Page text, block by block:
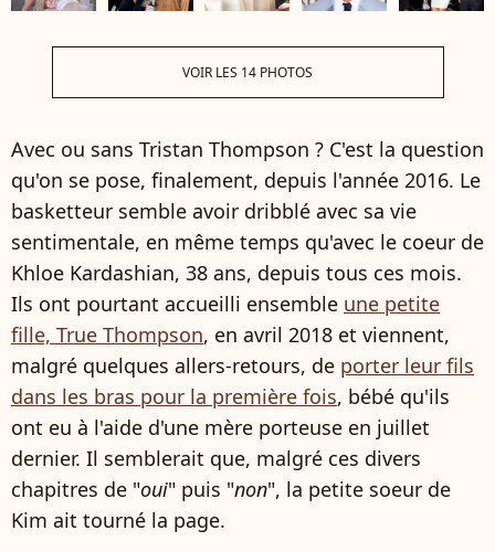
VOIR LES 14 PHOTOS
Avec ou sans Tristan Thompson ? C'est la question
qu'on se pose, finalement, depuis l'année 2016. Le
basketteur semble avoir dribblé avec sa vie
sentimentale, en même temps qu'avec le coeur de
Khloe Kardashian, 38 ans, depuis tous ces mois.
Ils ont pourtant accueilli ensemble une petite
fille, True Thompson, en avril 2018 et viennent,
malgré quelques allers-retours, de porter leur fils
dans les bras pour la première fois, bébé qu'ils
ont eu à l'aide d'une mère porteuse en juillet
dernier. Il semblerait que, malgré ces divers
chapitres de "oui" puis "non", la petite soeur de
Kim ait tourné la page.